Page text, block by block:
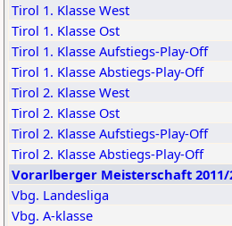
Tirol 1. Klasse West
Tirol 1. Klasse Ost
Tirol 1. Klasse Aufstiegs-Play-Off
Tirol 1. Klasse Abstiegs-Play-Off
Tirol 2. Klasse West
Tirol 2. Klasse Ost
Tirol 2. Klasse Aufstiegs-Play-Off
Tirol 2. Klasse Abstiegs-Play-Off
Vorarlberger Meisterschaft 2011/
Vbg. Landesliga
Vbg. A-klasse